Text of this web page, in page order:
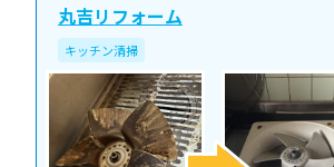
丸吉リフォーム
キッチン清掃